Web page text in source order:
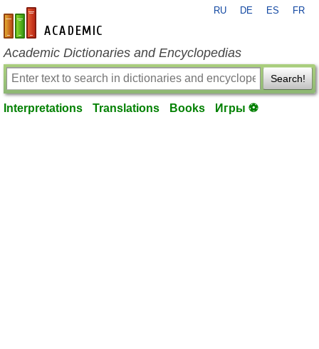
en-academic.com
RU DE ES FR
Academic Dictionaries and Encyclopedias
Search!
Interpretations Translations Books Игры ⚽